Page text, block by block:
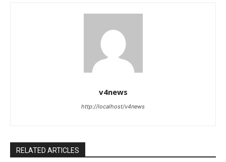
v4news
http://localhost/v4news
RELATED ARTICLES